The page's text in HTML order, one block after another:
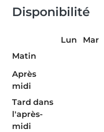
Disponibilité
Lun Mar
Matin
Après
midi
Tard dans
l'après-
midi